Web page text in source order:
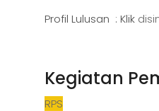
Profil Lulusan : Klik
Kegiatan
RPS